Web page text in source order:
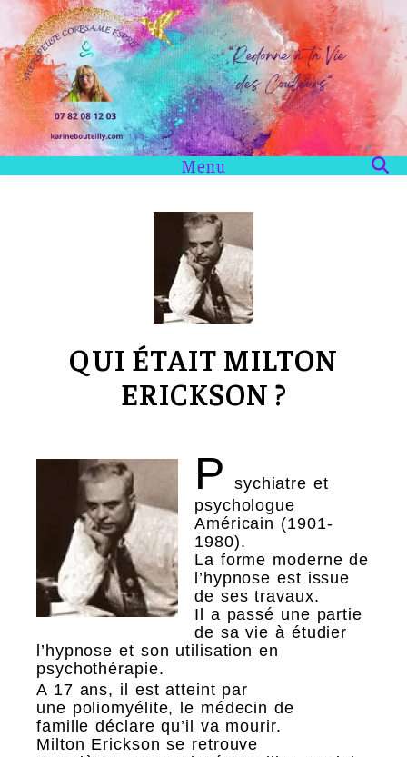
Menu
QUI ÉTAIT MILTON
ERICKSON ?
P
sychiatre et
psychologue
Américain (1901-
1980).
La forme moderne de
l’hypnose est issue
de ses travaux.
Il a passé une partie
de sa vie à étudier
l’hypnose et son utilisation en
psychothérapie.
A 17 ans, il est atteint par
une poliomyélite, le médecin de
famille déclare qu’il va mourir.
Milton Erickson se retrouve